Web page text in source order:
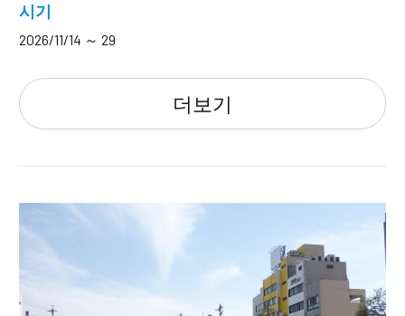
시기
2026/11/14 ～ 29
더보기